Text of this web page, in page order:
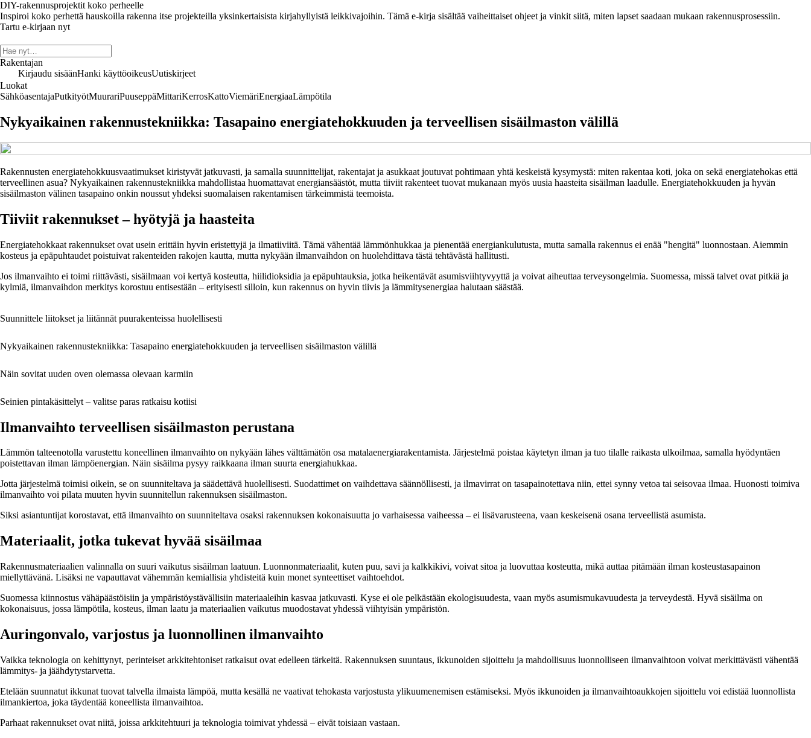
DIY-rakennusprojektit koko perheelle
Inspiroi koko perhettä hauskoilla rakenna itse projekteilla yksinkertaisista kirjahyllyistä leikkivajoihin. Tämä e-kirja sisältää vaiheittaiset ohjeet ja vinkit siitä, miten lapset saadaan mukaan rakennusprosessiin.
Tartu e-kirjaan nyt
Rakentajan
Kirjaudu sisäänHanki käyttöoikeusUutiskirjeet
Luokat
SähköasentajaPutkityötMuurariPuuseppäMittariKerrosKattoViemäriEnergiaaLämpötila
Nykyaikainen rakennustekniikka: Tasapaino energiatehokkuuden ja terveellisen sisäilmaston välillä
Rakennusten energiatehokkuusvaatimukset kiristyvät jatkuvasti, ja samalla suunnittelijat, rakentajat ja asukkaat joutuvat pohtimaan yhtä keskeistä kysymystä: miten rakentaa koti, joka on sekä energiatehokas että
terveellinen asua? Nykyaikainen rakennustekniikka mahdollistaa huomattavat energiansäästöt, mutta tiiviit rakenteet tuovat mukanaan myös uusia haasteita sisäilman laadulle. Energiatehokkuuden ja hyvän
sisäilmaston välinen tasapaino onkin noussut yhdeksi suomalaisen rakentamisen tärkeimmistä teemoista.
Tiiviit rakennukset – hyötyjä ja haasteita
Energiatehokkaat rakennukset ovat usein erittäin hyvin eristettyjä ja ilmatiiviitä. Tämä vähentää lämmönhukkaa ja pienentää energiankulutusta, mutta samalla rakennus ei enää "hengitä" luonnostaan. Aiemmin
kosteus ja epäpuhtaudet poistuivat rakenteiden rakojen kautta, mutta nykyään ilmanvaihdon on huolehdittava tästä tehtävästä hallitusti.
Jos ilmanvaihto ei toimi riittävästi, sisäilmaan voi kertyä kosteutta, hiilidioksidia ja epäpuhtauksia, jotka heikentävät asumisviihtyvyyttä ja voivat aiheuttaa terveysongelmia. Suomessa, missä talvet ovat pitkiä ja
kylmiä, ilmanvaihdon merkitys korostuu entisestään – erityisesti silloin, kun rakennus on hyvin tiivis ja lämmitysenergiaa halutaan säästää.
Suunnittele liitokset ja liitännät puurakenteissa huolellisesti
Nykyaikainen rakennustekniikka: Tasapaino energiatehokkuuden ja terveellisen sisäilmaston välillä
Näin sovitat uuden oven olemassa olevaan karmiin
Seinien pintakäsittelyt – valitse paras ratkaisu kotiisi
Ilmanvaihto terveellisen sisäilmaston perustana
Lämmön talteenotolla varustettu koneellinen ilmanvaihto on nykyään lähes välttämätön osa matalaenergiarakentamista. Järjestelmä poistaa käytetyn ilman ja tuo tilalle raikasta ulkoilmaa, samalla hyödyntäen
poistettavan ilman lämpöenergian. Näin sisäilma pysyy raikkaana ilman suurta energiahukkaa.
Jotta järjestelmä toimisi oikein, se on suunniteltava ja säädettävä huolellisesti. Suodattimet on vaihdettava säännöllisesti, ja ilmavirrat on tasapainotettava niin, ettei synny vetoa tai seisovaa ilmaa. Huonosti toimiva
ilmanvaihto voi pilata muuten hyvin suunnitellun rakennuksen sisäilmaston.
Siksi asiantuntijat korostavat, että ilmanvaihto on suunniteltava osaksi rakennuksen kokonaisuutta jo varhaisessa vaiheessa – ei lisävarusteena, vaan keskeisenä osana terveellistä asumista.
Materiaalit, jotka tukevat hyvää sisäilmaa
Rakennusmateriaalien valinnalla on suuri vaikutus sisäilman laatuun. Luonnonmateriaalit, kuten puu, savi ja kalkkikivi, voivat sitoa ja luovuttaa kosteutta, mikä auttaa pitämään ilman kosteustasapainon
miellyttävänä. Lisäksi ne vapauttavat vähemmän kemiallisia yhdisteitä kuin monet synteettiset vaihtoehdot.
Suomessa kiinnostus vähäpäästöisiin ja ympäristöystävällisiin materiaaleihin kasvaa jatkuvasti. Kyse ei ole pelkästään ekologisuudesta, vaan myös asumismukavuudesta ja terveydestä. Hyvä sisäilma on
kokonaisuus, jossa lämpötila, kosteus, ilman laatu ja materiaalien vaikutus muodostavat yhdessä viihtyisän ympäristön.
Auringonvalo, varjostus ja luonnollinen ilmanvaihto
Vaikka teknologia on kehittynyt, perinteiset arkkitehtoniset ratkaisut ovat edelleen tärkeitä. Rakennuksen suuntaus, ikkunoiden sijoittelu ja mahdollisuus luonnolliseen ilmanvaihtoon voivat merkittävästi vähentää
lämmitys- ja jäähdytystarvetta.
Etelään suunnatut ikkunat tuovat talvella ilmaista lämpöä, mutta kesällä ne vaativat tehokasta varjostusta ylikuumenemisen estämiseksi. Myös ikkunoiden ja ilmanvaihtoaukkojen sijoittelu voi edistää luonnollista
ilmankiertoa, joka täydentää koneellista ilmanvaihtoa.
Parhaat rakennukset ovat niitä, joissa arkkitehtuuri ja teknologia toimivat yhdessä – eivät toisiaan vastaan.